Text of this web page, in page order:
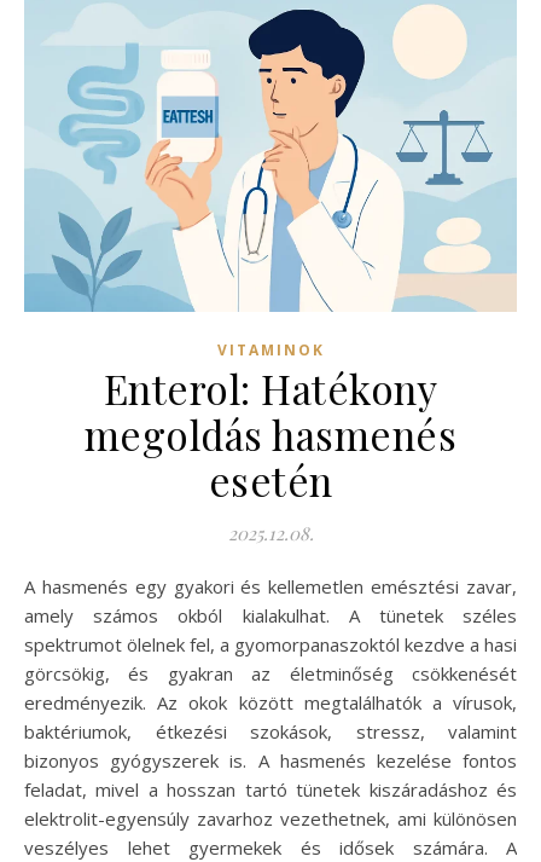
VITAMINOK
Enterol: Hatékony
megoldás hasmenés
esetén
2025.12.08.
A hasmenés egy gyakori és kellemetlen emésztési zavar,
amely számos okból kialakulhat. A tünetek széles
spektrumot ölelnek fel, a gyomorpanaszoktól kezdve a hasi
görcsökig, és gyakran az életminőség csökkenését
eredményezik. Az okok között megtalálhatók a vírusok,
baktériumok, étkezési szokások, stressz, valamint
bizonyos gyógyszerek is. A hasmenés kezelése fontos
feladat, mivel a hosszan tartó tünetek kiszáradáshoz és
elektrolit-egyensúly zavarhoz vezethetnek, ami különösen
veszélyes lehet gyermekek és idősek számára. A